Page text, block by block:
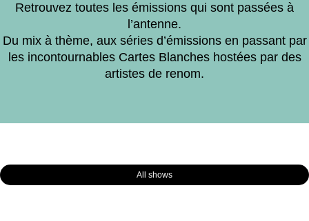
Retrouvez toutes les émissions qui sont passées à
l’antenne.
Du mix à thème, aux séries d’émissions en passant par
les incontournables Cartes Blanches hostées par des
artistes de renom.
All shows